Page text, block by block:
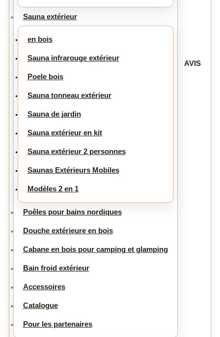
Sauna extérieur
en bois
Sauna infrarouge extérieur
Poele bois
Sauna tonneau extérieur
Sauna de jardin
Sauna extérieur en kit
Sauna extérieur 2 personnes
Saunas Extérieurs Mobiles
Modèles 2 en 1
Poêles pour bains nordiques
Douche extérieure en bois
Cabane en bois pour camping et glamping
Bain froid extérieur
Accessoires
Catalogue
Pour les partenaires
AVIS